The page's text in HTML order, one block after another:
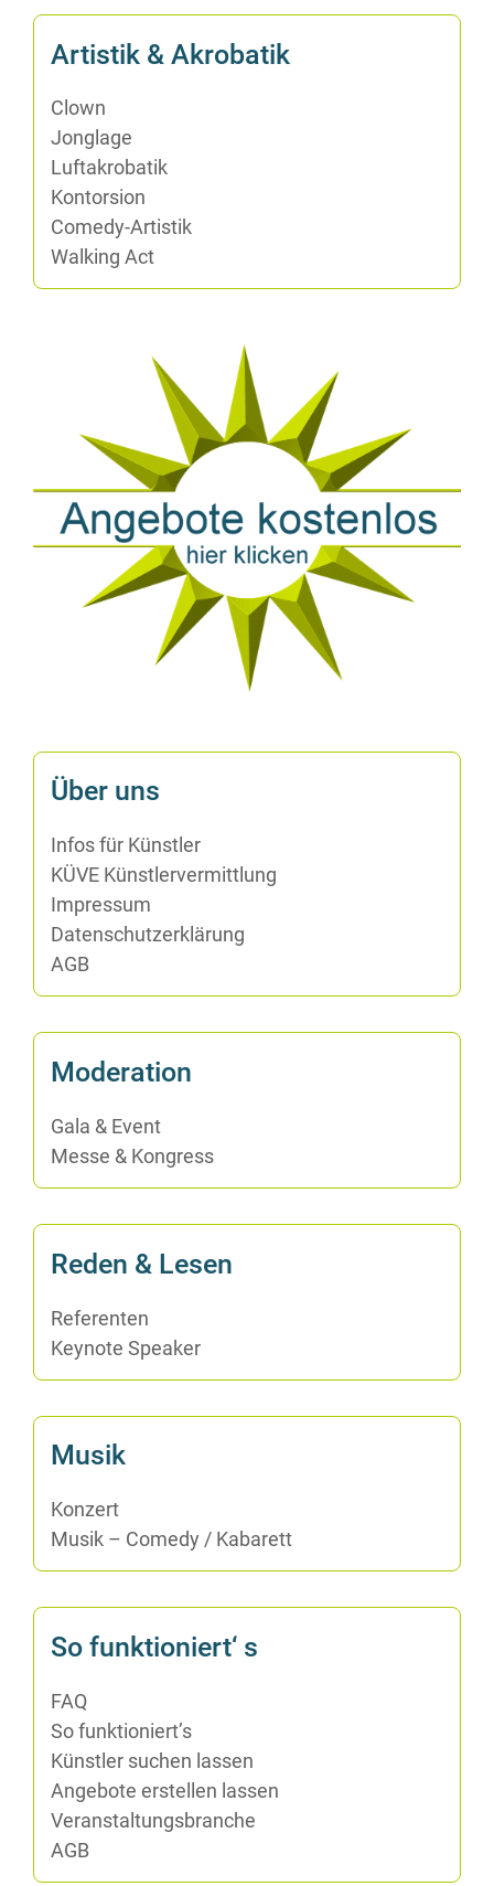
Ar­tis­tik & Akrobatik
Clown
Jon­gla­ge
Luft­akro­ba­tik
Kon­tor­si­on
Co­me­dy-Ar­tis­tik
Wal­king Act
Über uns
In­fos für Künstler
KÜVE Künst­ler­ver­mitt­lung
Im­pres­sum
Da­ten­schutz­er­klä­rung
AGB
Mo­de­ra­ti­on
Ga­la & Event
Mes­se & Kongress
Re­den & Lesen
Re­fe­ren­ten
Key­note Speaker
Mu­sik
Kon­zert
Mu­sik – Co­me­dy /​ Ka­ba­rett
So funk­tio­niert‘ s
FAQ
So funktioniert’s
Künst­ler su­chen lassen
An­ge­bo­te er­stel­len lassen
Ver­an­stal­tungs­bran­che
AGB